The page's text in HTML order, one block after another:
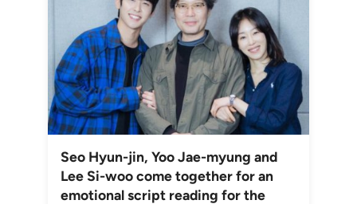
Seo Hyun-jin, Yoo Jae-myung and
Lee Si-woo come together for an
emotional script reading for the